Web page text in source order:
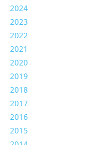
2024
2023
2022
2021
2020
2019
2018
2017
2016
2015